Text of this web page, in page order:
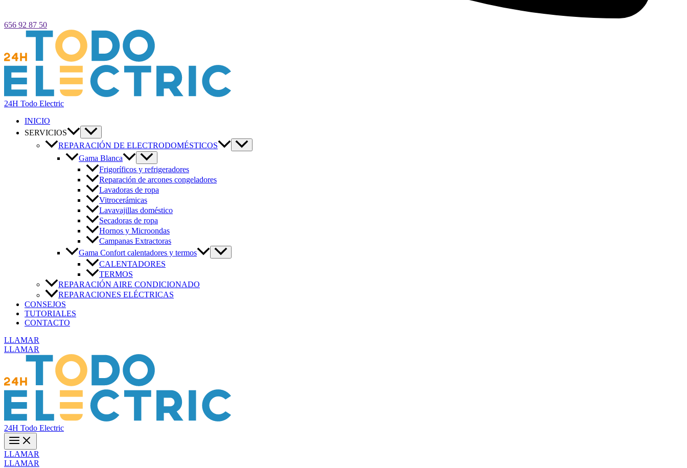
656 92 87 50
24H Todo Electric
INICIO
SERVICIOS
REPARACIÓN DE ELECTRODOMÉSTICOS
Gama Blanca
Frigoríficos y refrigeradores
Reparación de arcones congeladores
Lavadoras de ropa
Vitrocerámicas
Lavavajillas doméstico
Secadoras de ropa
Hornos y Microondas
Campanas Extractoras
Gama Confort calentadores y termos
CALENTADORES
TERMOS
REPARACIÓN AIRE CONDICIONADO
REPARACIONES ELÉCTRICAS
CONSEJOS
TUTORIALES
CONTACTO
LLAMAR
LLAMAR
24H Todo Electric
LLAMAR
LLAMAR